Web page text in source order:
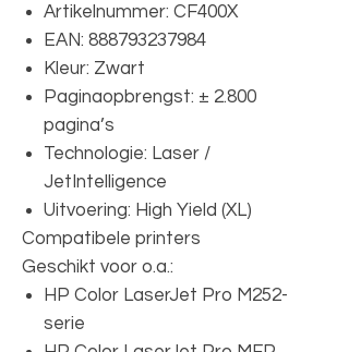
Artikelnummer: CF400X
EAN: 888793237984
Kleur: Zwart
Paginaopbrengst: ± 2.800
pagina’s
Technologie: Laser /
JetIntelligence
Uitvoering: High Yield (XL)
Compatibele printers
Geschikt voor o.a.:
HP Color LaserJet Pro M252-
serie